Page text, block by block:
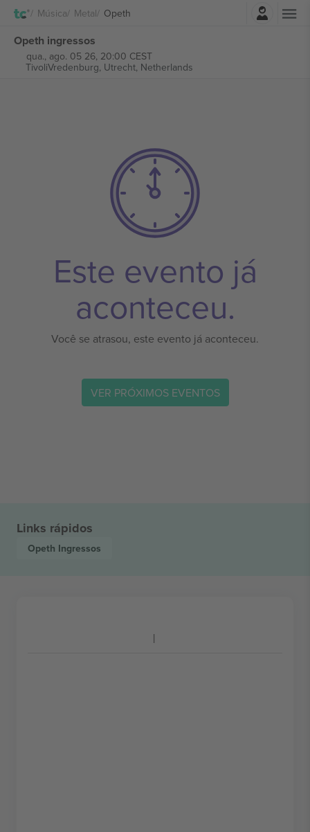
Música Metal Opeth
Opeth ingressos
qua., ago. 05 26, 20:00 CEST
TivoliVredenburg, Utrecht, Netherlands
Este evento já
aconteceu.
Você se atrasou, este evento já aconteceu.
VER PRÓXIMOS EVENTOS
Links rápidos
Opeth Ingressos